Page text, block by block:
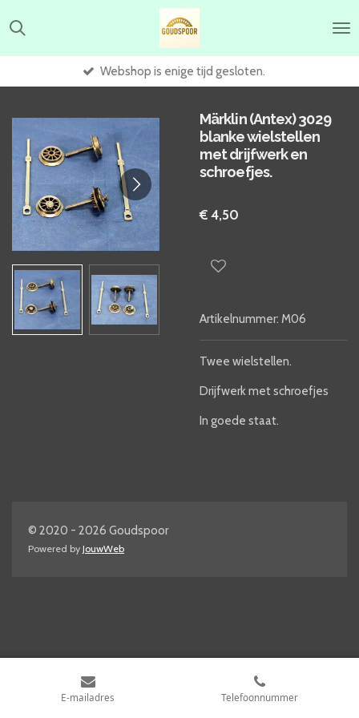
direct
hoofdinhoud
Webshop is enige tijd gesloten.
Märklin (Antex) 3029
blanke wielstellen
met drijfwerk en
schroefjes.
€ 4,50
Artikelnummer: M06
Twee wielstellen.
Drijfwerk met schroefjes
In goede staat.
© 2020 - 2026 Goudspoor
Powered by JouwWeb
E-mailadres Telefoonnummer